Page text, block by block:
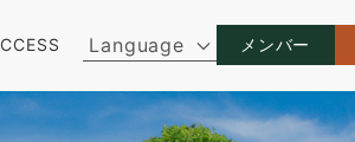
Language メンバー